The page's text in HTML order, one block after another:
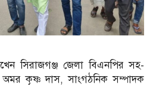
সিরাজগঞ্জ জেলা বিএনপির সহ-
কৃষ্ণ দাস, সাংগঠনিক সম্পাদক